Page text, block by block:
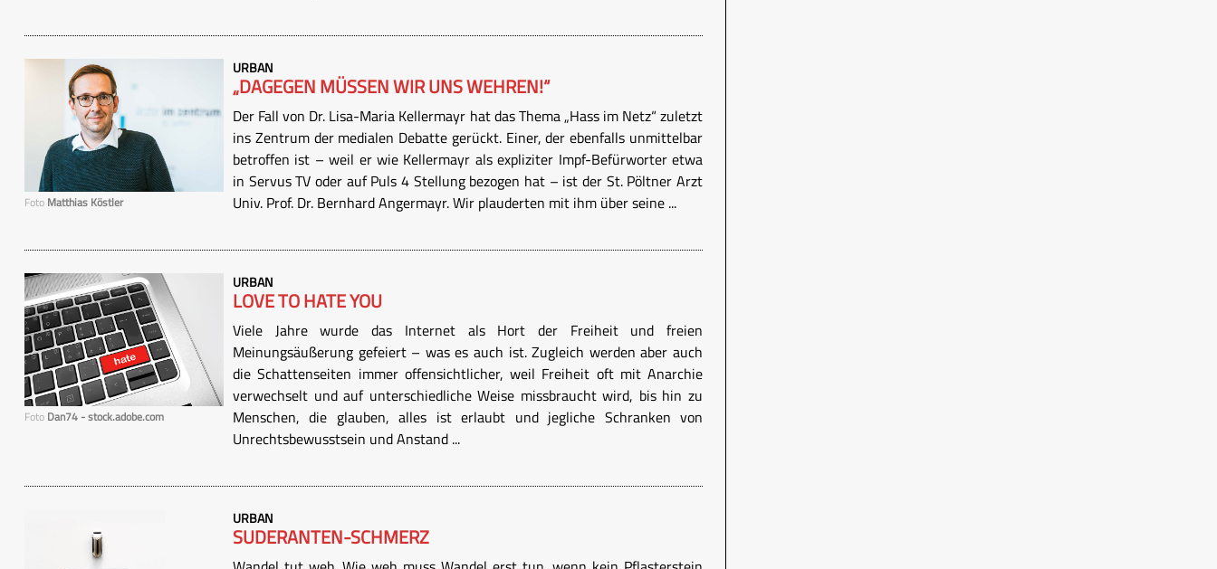
Foto Matthias Köstler
URBAN
„DAGEGEN MÜSSEN WIR UNS WEHREN!“
Der Fall von Dr. Lisa-Maria Kellermayr hat das Thema „Hass im Netz“ zuletzt
ins Zentrum der medialen Debatte gerückt. Einer, der ebenfalls unmittelbar
betroffen ist – weil er wie Kellermayr als expliziter Impf-Befürworter etwa
in Servus TV oder auf Puls 4 Stellung bezogen hat – ist der St. Pöltner Arzt
Univ. Prof. Dr. Bernhard Angermayr. Wir plauderten mit ihm über seine ...
Foto Dan74 - stock.adobe.com
URBAN
LOVE TO HATE YOU
Viele Jahre wurde das Internet als Hort der Freiheit und freien
Meinungsäußerung gefeiert – was es auch ist. Zugleich werden aber auch
die Schattenseiten immer offensichtlicher, weil Freiheit oft mit Anarchie
verwechselt und auf unterschiedliche Weise missbraucht wird, bis hin zu
Menschen, die glauben, alles ist erlaubt und jegliche Schranken von
Unrechtsbewusstsein und Anstand ...
URBAN
SUDERANTEN-SCHMERZ